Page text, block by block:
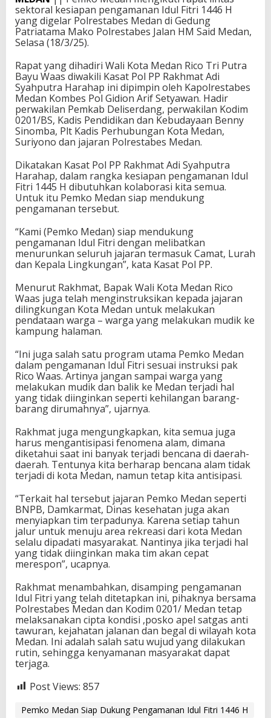
sektoral kesiapan pengamanan Idul Fitri 1446 H
yang digelar Polrestabes Medan di Gedung
Patriatama Mako Polrestabes Jalan HM Said Medan,
Selasa (18/3/25).
Rapat yang dihadiri Wali Kota Medan Rico Tri Putra
Bayu Waas diwakili Kasat Pol PP Rakhmat Adi
Syahputra Harahap ini dipimpin oleh Kapolrestabes
Medan Kombes Pol Gidion Arif Setyawan. Hadir
perwakilan Pemkab Deliserdang, perwakilan Kodim
0201/BS, Kadis Pendidikan dan Kebudayaan Benny
Sinomba, Plt Kadis Perhubungan Kota Medan,
Suriyono dan jajaran Polrestabes Medan.
Dikatakan Kasat Pol PP Rakhmat Adi Syahputra
Harahap, dalam rangka kesiapan pengamanan Idul
Fitri 1445 H dibutuhkan kolaborasi kita semua.
Untuk itu Pemko Medan siap mendukung
pengamanan tersebut.
“Kami (Pemko Medan) siap mendukung
pengamanan Idul Fitri dengan melibatkan
menurunkan seluruh jajaran termasuk Camat, Lurah
dan Kepala Lingkungan”, kata Kasat Pol PP.
Menurut Rakhmat, Bapak Wali Kota Medan Rico
Waas juga telah menginstruksikan kepada jajaran
dilingkungan Kota Medan untuk melakukan
pendataan warga – warga yang melakukan mudik ke
kampung halaman.
“Ini juga salah satu program utama Pemko Medan
dalam pengamanan Idul Fitri sesuai instruksi pak
Rico Waas. Artinya jangan sampai warga yang
melakukan mudik dan balik ke Medan terjadi hal
yang tidak diinginkan seperti kehilangan barang-
barang dirumahnya”, ujarnya.
Rakhmat juga mengungkapkan, kita semua juga
harus mengantisipasi fenomena alam, dimana
diketahui saat ini banyak terjadi bencana di daerah-
daerah. Tentunya kita berharap bencana alam tidak
terjadi di kota Medan, namun tetap kita antisipasi.
“Terkait hal tersebut jajaran Pemko Medan seperti
BNPB, Damkarmat, Dinas kesehatan juga akan
menyiapkan tim terpadunya. Karena setiap tahun
jalur untuk menuju area rekreasi dari kota Medan
selalu dipadati masyarakat. Nantinya jika terjadi hal
yang tidak diinginkan maka tim akan cepat
merespon”, ucapnya.
Rakhmat menambahkan, disamping pengamanan
Idul Fitri yang telah ditetapkan ini, pihaknya bersama
Polrestabes Medan dan Kodim 0201/ Medan tetap
melaksanakan cipta kondisi ,posko apel satgas anti
tawuran, kejahatan jalanan dan begal di wilayah kota
Medan. Ini adalah salah satu wujud yang dilakukan
rutin, sehingga kenyamanan masyarakat dapat
terjaga.
Post Views: 857
Pemko Medan Siap Dukung Pengamanan Idul Fitri 1446 H